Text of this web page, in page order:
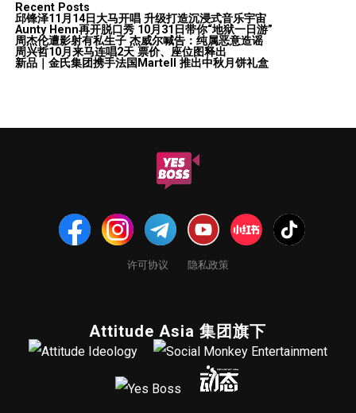
Recent Posts
邱锋泽11月14日大马开唱 升级打造沉浸式音乐宇宙
Aunty Henn再开脱口秀 10月31日带你“地狱一日游”
周杰伦遭影射有私生子 杰威尔喊告：纯属恶意造谣
周兴哲10月来马连唱2天 票价、座位图释出
新品｜金氏集团携手法国Martell 推出中秋月饼礼盒
许可协议 隐私政策
Attitude Asia 集团旗下